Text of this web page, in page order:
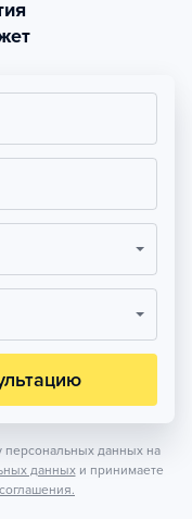
персональных данных на
данных и принимаете